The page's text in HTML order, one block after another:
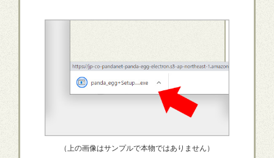
（上の画像はサンプルで本物ではありません）